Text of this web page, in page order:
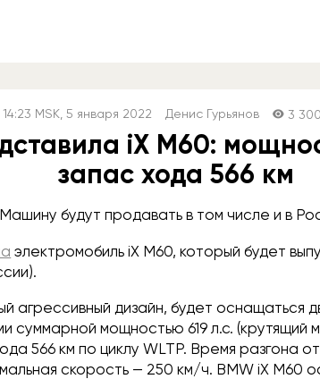
14:23 MSK , 5 января 2022 Денис Гурьянов 3
iX M60:
запас хода 566 км
Машину будут продавать в том числе и в
электромобиль iX M60, который будет
агрессивный дизайн, будет оснащаться
суммарной мощностью 619 л.с. (крутящий
566 км по циклу WLTP. Время разгона
скорость — 250 км/ч. BMW iX M60